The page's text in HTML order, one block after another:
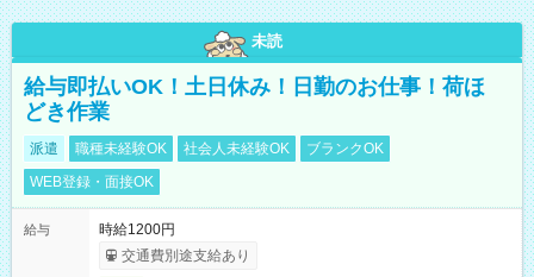
未読
給与即払いOK！土日休み！日勤のお仕事！荷ほ
どき作業
派遣 職種未経験OK 社会人未経験OK
ブランクOK
WEB登録・面接OK
給与
時給1200円
交通費別途支給あり